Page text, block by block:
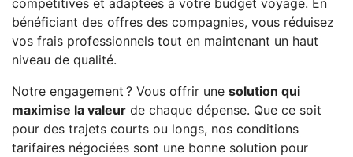
compétitives et adaptées à votre budget voyage. En
bénéficiant des offres des compagnies, vous réduisez
vos frais professionnels tout en maintenant un haut
niveau de qualité.
Notre engagement ? Vous offrir une solution qui
maximise la valeur de chaque dépense. Que ce soit
pour des trajets courts ou longs, nos conditions
tarifaires négociées sont une bonne solution pour